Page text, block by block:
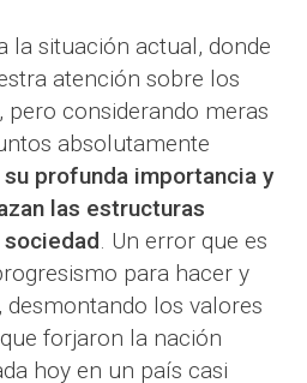
la situación actual, donde
atención sobre los
considerando meras
absolutamente
profunda importancia y
las estructuras
. Un error que es
para hacer y
desmontando los valores
forjaron la nación
hoy en un país casi